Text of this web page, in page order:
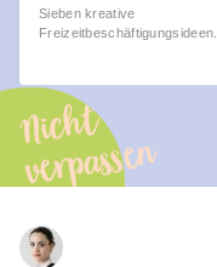
Sieben kreative
Freizeitbeschäftigungsideen.
Nicht
verpassen